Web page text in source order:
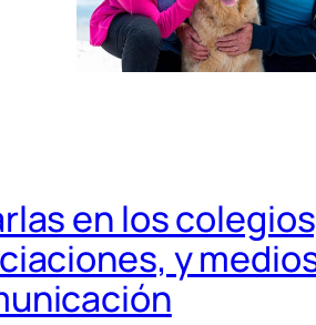
en los
y